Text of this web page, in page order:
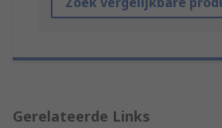
Gerelateerde Links